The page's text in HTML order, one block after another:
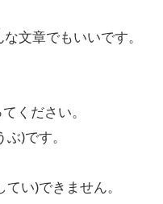
文章でもいいです。
ください。
)です。
い)できません。